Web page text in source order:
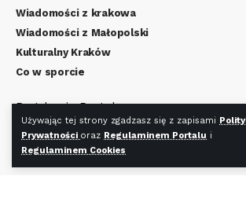
Używając tej strony zgadzasz się z zapisami
Prywatności oraz Regulaminem Portalu i
Regulaminem Cookies
Wiadomości z krakowa
Wiadomości z Małopolski
Kulturalny Kraków
Co w sporcie
Regulamin Portalu
Polityka Prywatności
Regulamin Cookies